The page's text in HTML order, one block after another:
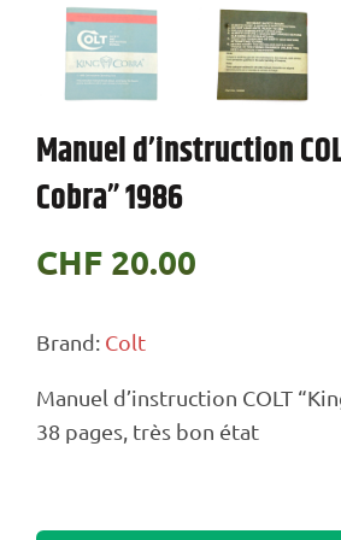
Manuel d’instruction
Cobra” 1986
CHF 20.00
Brand: Colt
Manuel d’instruction COLT
38 pages, très bon état